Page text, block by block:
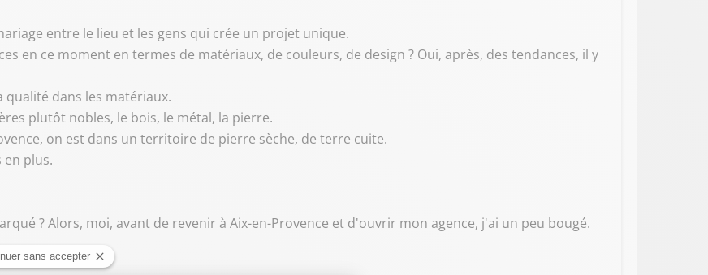
entre le lieu et les gens qui crée un projet unique.
en ce moment en termes de matériaux, de couleurs, de design ? Oui, après, des tendances, il y
dans les matériaux.
plutôt nobles, le bois, le métal, la pierre.
on est dans un territoire de pierre sèche, de terre cuite.
plus.
? Alors, moi, avant de revenir à Aix-en-Provence et d'ouvrir mon agence, j'ai un peu bougé.